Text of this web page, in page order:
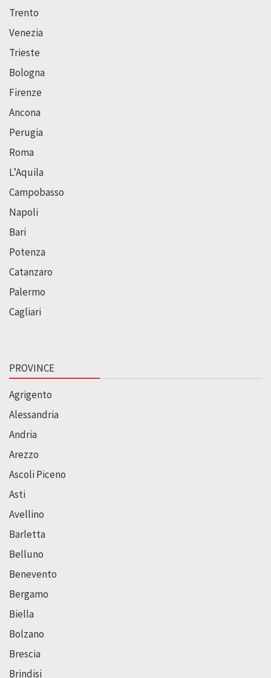
Trento
Venezia
Trieste
Bologna
Firenze
Ancona
Perugia
Roma
L’Aquila
Campobasso
Napoli
Bari
Potenza
Catanzaro
Palermo
Cagliari
PROVINCE
Agrigento
Alessandria
Andria
Arezzo
Ascoli Piceno
Asti
Avellino
Barletta
Belluno
Benevento
Bergamo
Biella
Bolzano
Brescia
Brindisi